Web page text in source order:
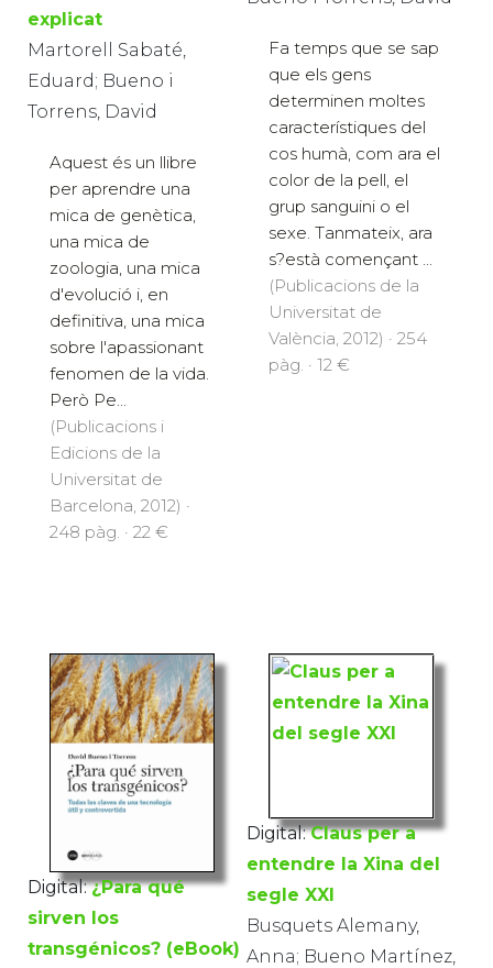
explicat
Martorell Sabaté,
Eduard; Bueno i
Torrens, David
Aquest és un llibre
per aprendre una
mica de genètica,
una mica de
zoologia, una mica
d'evolució i, en
definitiva, una mica
sobre l'apassionant
fenomen de la vida.
Però Pe...
(Publicacions i
Edicions de la
Universitat de
Barcelona, 2012) ·
248 pàg. · 22 €
Fa temps que se sap
que els gens
determinen moltes
característiques del
cos humà, com ara el
color de la pell, el
grup sanguini o el
sexe. Tanmateix, ara
s?està començant ...
(Publicacions de la
Universitat de
València, 2012) · 254
pàg. · 12 €
Digital: ¿Para qué
sirven los
transgénicos? (eBook)
Digital: Claus per a
entendre la Xina del
segle XXI
Busquets Alemany,
Anna; Bueno Martínez,